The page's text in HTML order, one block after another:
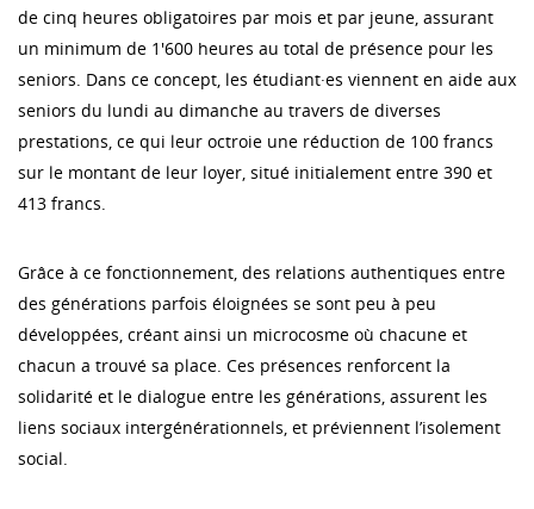
de cinq heures obligatoires par mois et par jeune, assurant
un minimum de 1'600 heures au total de présence pour les
seniors. Dans ce concept, les étudiant·es viennent en aide aux
seniors du lundi au dimanche au travers de diverses
prestations, ce qui leur octroie une réduction de 100 francs
sur le montant de leur loyer, situé initialement entre 390 et
413 francs.
Grâce à ce fonctionnement, des relations authentiques entre
des générations parfois éloignées se sont peu à peu
développées, créant ainsi un microcosme où chacune et
chacun a trouvé sa place. Ces présences renforcent la
solidarité et le dialogue entre les générations, assurent les
liens sociaux intergénérationnels, et préviennent l’isolement
social.